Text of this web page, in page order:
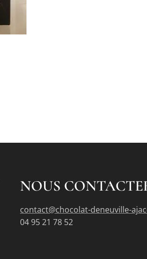
NOUS
contact@chocolat-deneuville-
04 95 21 78 52